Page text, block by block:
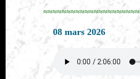
08 mars 2026